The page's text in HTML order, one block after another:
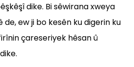
dike. Bi sêwirana xweya
ew ji bo kesên ku digerin ku
çareseriyek hêsan û